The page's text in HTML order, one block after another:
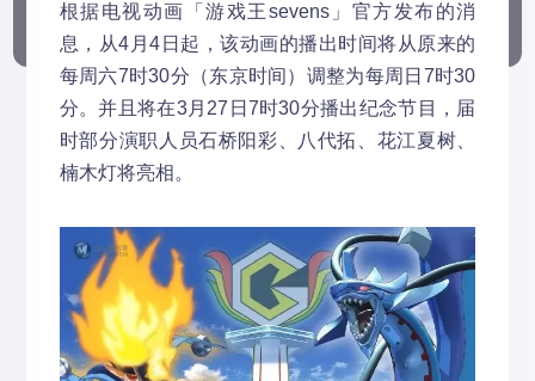
根据电视动画「游戏王sevens」官方发布的消
息，从4月4日起，该动画的播出时间将从原来的
每周六7时30分（东京时间）调整为每周日7时30
分。并且将在3月27日7时30分播出纪念节目，届
时部分演职人员石桥阳彩、八代拓、花江夏树、
楠木灯将亮相。